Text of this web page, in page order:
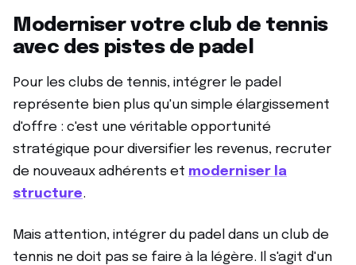
Moderniser votre club de tennis
avec des pistes de padel
Pour les clubs de tennis, intégrer le padel
représente bien plus qu'un simple élargissement
d'offre : c'est une véritable opportunité
stratégique pour diversifier les revenus, recruter
de nouveaux adhérents et moderniser la
structure.
Mais attention, intégrer du padel dans un club de
tennis ne doit pas se faire à la légère. Il s'agit d'un